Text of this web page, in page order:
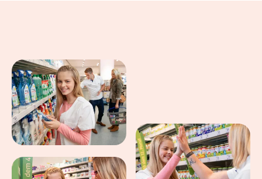
Eindrücke aus dem Arbeitsalltag